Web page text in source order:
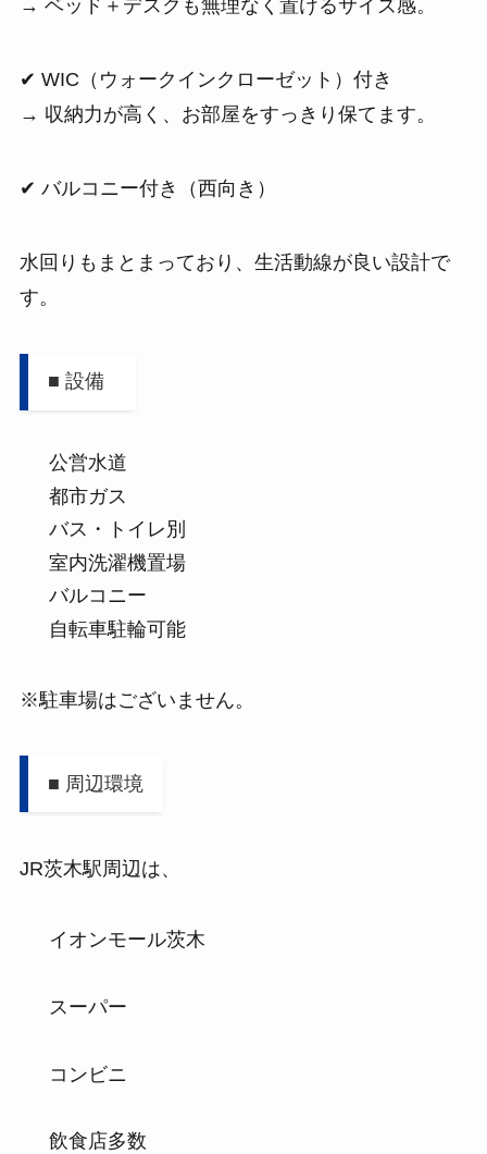
→ ベッド＋デスクも無理なく置けるサイズ感。
✔ WIC（ウォークインクローゼット）付き
→ 収納力が高く、お部屋をすっきり保てます。
✔ バルコニー付き（西向き）
水回りもまとまっており、生活動線が良い設計で
す。
■ 設備
公営水道
都市ガス
バス・トイレ別
室内洗濯機置場
バルコニー
自転車駐輪可能
※駐車場はございません。
■ 周辺環境
JR茨木駅周辺は、
イオンモール茨木
スーパー
コンビニ
飲食店多数